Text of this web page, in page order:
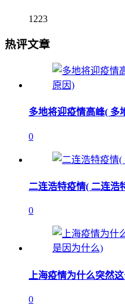
1223
热评文章
多地将迎疫情高峰( 多
0
二连浩特疫情( 二连浩
0
上海疫情为什么突然
0